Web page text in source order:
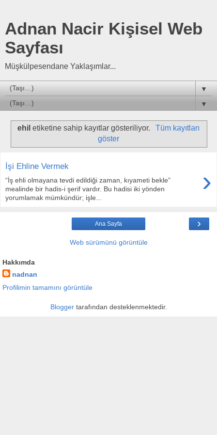
Adnan Nacir Kişisel Web
Sayfası
Müşkülpesendane Yaklaşımlar...
▼
▼
ehil etiketine sahip kayıtlar gösteriliyor.
Tüm kayıtları
göster
İşi Ehline Vermek ›
“İş ehli olmayana tevdi edildiği zaman, kıyameti bekle”
mealinde bir hadis-i şerif vardır. Bu hadisi iki yönden
yorumlamak mümkündür; işle...
›
Ana Sayfa
Web sürümünü görüntüle
Hakkımda
nadnan
Profilimin tamamını görüntüle
Bloggertarafından desteklenmektedir.